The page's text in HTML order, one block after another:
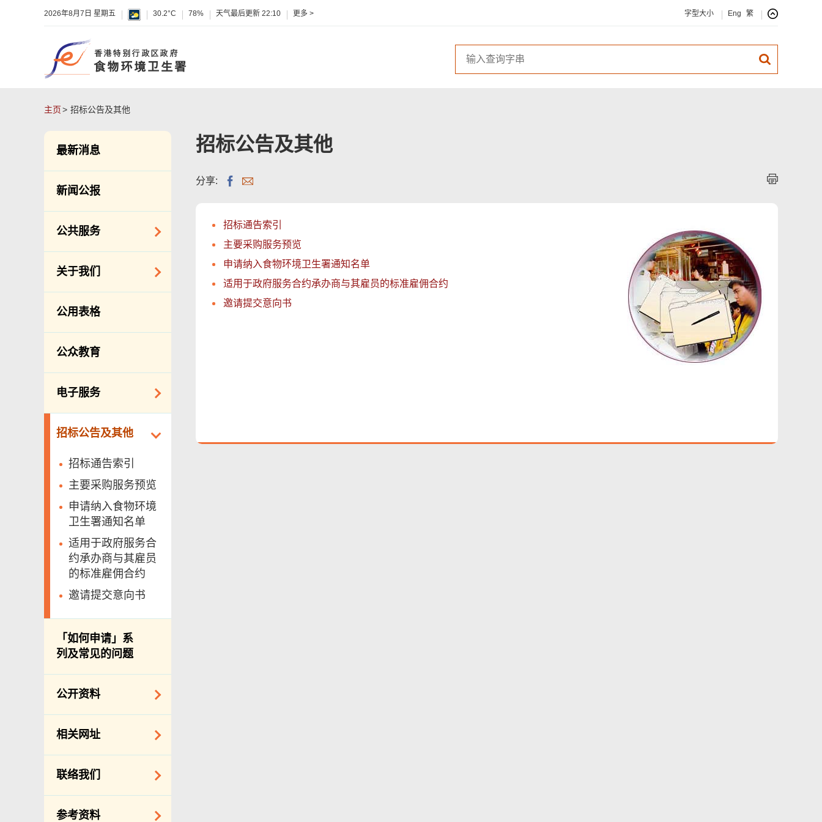
2026年8月7日 星期五 30.2°C 78% 天气最后更新 22:10 更多 > 字型大小 Eng 繁
主页 招标公告及其他
最新消息
新闻公报
公共服务
洁净服务
公众街市
坟场及火葬场
食物安全
私营骨灰龛
公共设施
关于我们
组织结构
服务承诺
公用表格
公众教育
电子服务
网上付款
招标公告及其他
招标通告索引
主要采购服务预览
申请纳入食物环境
卫生署通知名单
适用于政府服务合
约承办商与其雇员
的标准雇佣合约
邀请提交意向书
「如何申请」系
列及常见的问题
公开资料
公开资料守则
备存纪录一览表
相关网址
相关政府机构
联络我们
查询、建议、要求
参考资料
招标公告及其他
分享:
招标通告索引
主要采购服务预览
申请纳入食物环境卫生署通知名单
适用于政府服务合约承办商与其雇员的标准雇佣合约
邀请提交意向书